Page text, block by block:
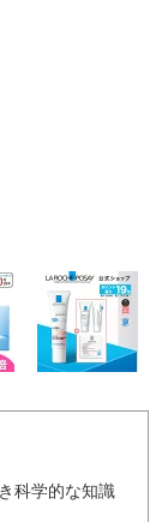
科学的な知識